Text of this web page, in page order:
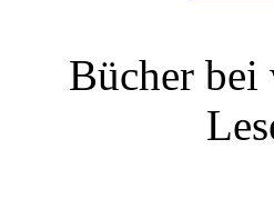
Bücher bei